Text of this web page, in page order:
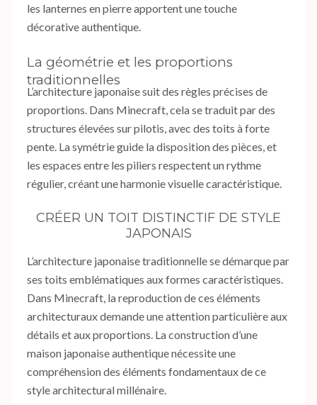
les lanternes en pierre apportent une touche
décorative authentique.
La géométrie et les proportions
traditionnelles
L’architecture japonaise suit des règles précises de
proportions. Dans Minecraft, cela se traduit par des
structures élevées sur pilotis, avec des toits à forte
pente. La symétrie guide la disposition des pièces, et
les espaces entre les piliers respectent un rythme
régulier, créant une harmonie visuelle caractéristique.
CRÉER UN TOIT DISTINCTIF DE STYLE
JAPONAIS
L’architecture japonaise traditionnelle se démarque par
ses toits emblématiques aux formes caractéristiques.
Dans Minecraft, la reproduction de ces éléments
architecturaux demande une attention particulière aux
détails et aux proportions. La construction d’une
maison japonaise authentique nécessite une
compréhension des éléments fondamentaux de ce
style architectural millénaire.